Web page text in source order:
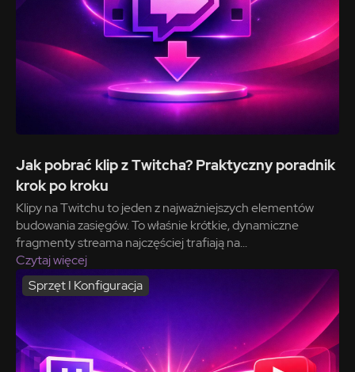
Jak pobrać klip z Twitcha? Praktyczny poradnik
krok po kroku
Klipy na Twitchu to jeden z najważniejszych elementów
budowania zasięgów. To właśnie krótkie, dynamiczne
fragmenty streama najczęściej trafiają na...
Czytaj więcej
Sprzęt I Konfiguracja